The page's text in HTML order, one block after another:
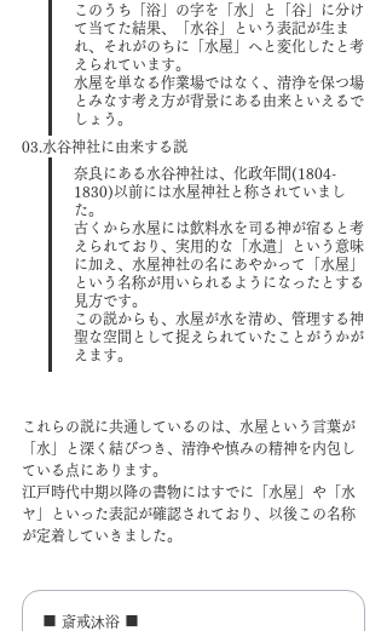
このうち「浴」の字を「水」と「谷」に分け
て当てた結果、「水谷」という表記が生ま
れ、それがのちに「水屋」へと変化したと考
えられています。
水屋を単なる作業場ではなく、清浄を保つ場
とみなす考え方が背景にある由来といえるで
しょう。
03.水谷神社に由来する説
奈良にある水谷神社は、化政年間(1804-
1830)以前には水屋神社と称されていまし
た。
古くから水屋には飲料水を司る神が宿ると考
えられており、実用的な「水遣」という意味
に加え、水屋神社の名にあやかって「水屋」
という名称が用いられるようになったとする
見方です。
この説からも、水屋が水を清め、管理する神
聖な空間として捉えられていたことがうかが
えます。
これらの説に共通しているのは、水屋という言葉が
「水」と深く結びつき、清浄や慎みの精神を内包し
ている点にあります。
江戸時代中期以降の書物にはすでに「水屋」や「水
ヤ」といった表記が確認されており、以後この名称
が定着していきました。
■ 斎戒沐浴 ■